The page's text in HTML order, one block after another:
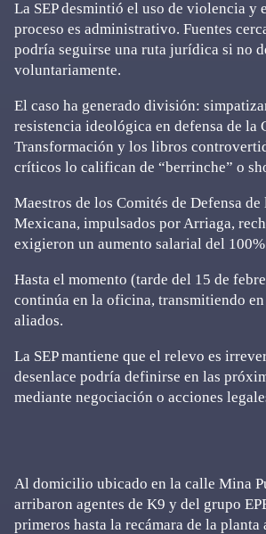
La SEP desmintió el uso de violencia y
proceso es administrativo. Fuentes
podría seguirse una ruta jurídica si no
voluntariamente.
El caso ha generado división:
resistencia ideológica en defensa de la
Transformación y los libros
críticos lo califican de “berrinche” o
Maestros de los Comités de Defensa de
Mexicana, impulsados por Arriaga,
exigieron un aumento salarial del
Hasta el momento (tarde del 15 de
continúa en la oficina, transmitiendo
aliados.
La SEP mantiene que el relevo es
desenlace podría definirse en las
mediante negociación o acciones
Al domicilio ubicado en la calle Mina
arribaron agentes de K9 y del grupo
primeros hasta la recámara de la planta